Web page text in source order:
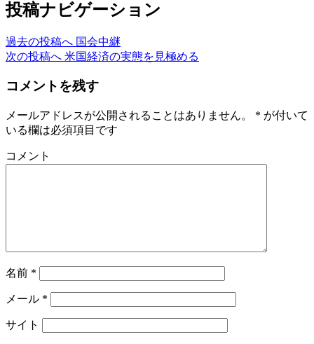
投稿ナビゲーション
過去の投稿へ 国会中継
次の投稿へ 米国経済の実態を見極める
コメントを残す
メールアドレスが公開されることはありません。 * が付いて
いる欄は必須項目です
コメント
名前 *
メール *
サイト